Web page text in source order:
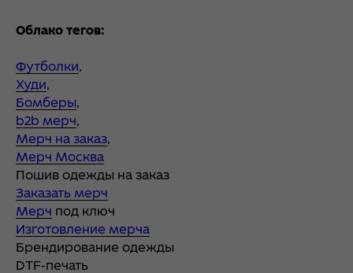
Облако тегов:
Футболки,
Худи,
Бомберы,
b2b мерч,
Мерч на заказ,
Мерч Москва
Пошив одежды на заказ
Заказать мерч
Мерч под ключ
Изготовление мерча
Брендирование одежды
DTF-печать